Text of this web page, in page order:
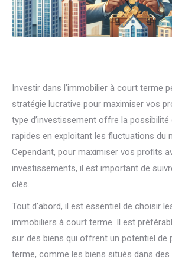
Investir dans l’immobilier à court terme
stratégie lucrative pour maximiser vos
type d’investissement offre la possibilité
rapides en exploitant les fluctuations du
Cependant, pour maximiser vos profits
investissements, il est important de
clés.
Tout d’abord, il est essentiel de choisir
immobiliers à court terme. Il est
sur des biens qui offrent un potentiel de
terme, comme les biens situés dans des